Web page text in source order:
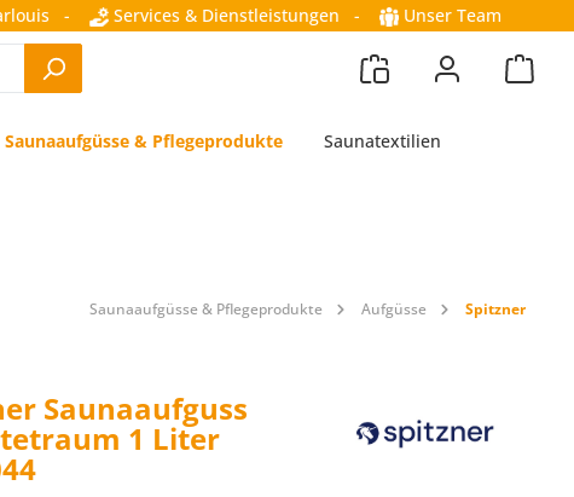
- Services & Dienstleistungen - Unser Team
Saunaaufgüsse & Pflegeprodukte Saunatextilien
Saunaaufgüsse & Pflegeprodukte Aufgüsse Spitzner
Saunaaufguss
1 Liter